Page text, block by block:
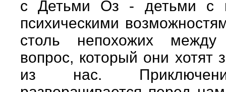
с Детьми Оз - детьми с
психическими
столь непохожих
вопрос, который они хотят
из нас.